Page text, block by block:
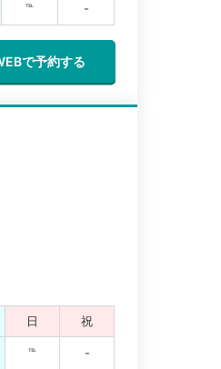
℡ -
で予約する
日 祝
℡ -